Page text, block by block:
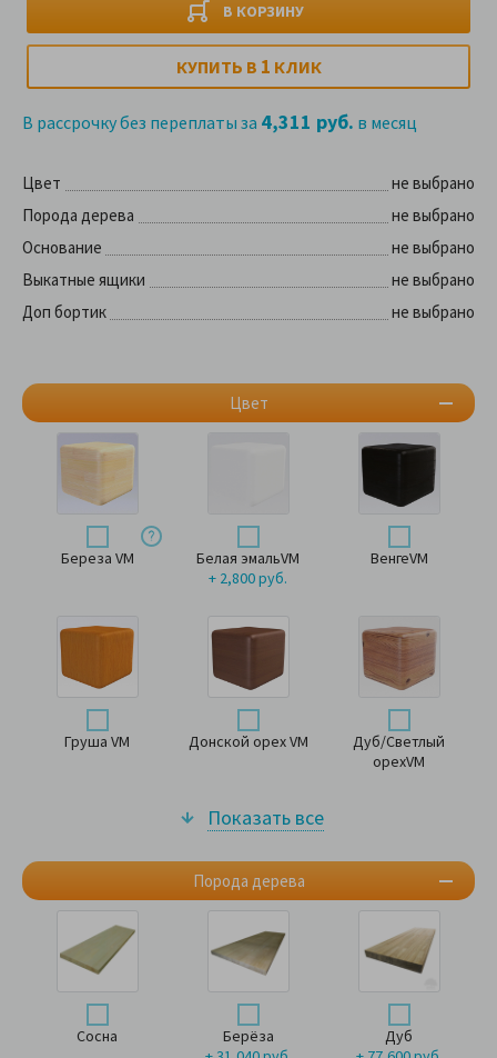
В КОРЗИНУ
КУПИТЬ В 1 КЛИК
В рассрочку без переплаты за 4,311 руб. в месяц
Цвет
не выбрано
Порода дерева
не выбрано
Основание
не выбрано
Выкатные ящики
не выбрано
Доп бортик
не выбрано
Цвет
Порода дерева
Береза VM
Белая эмальVM
+ 2,800 руб.
ВенгеVM
Груша VM Донской орех VM
Дуб/Светлый
орехVM
Показать все
Сосна
Берёза
Дуб